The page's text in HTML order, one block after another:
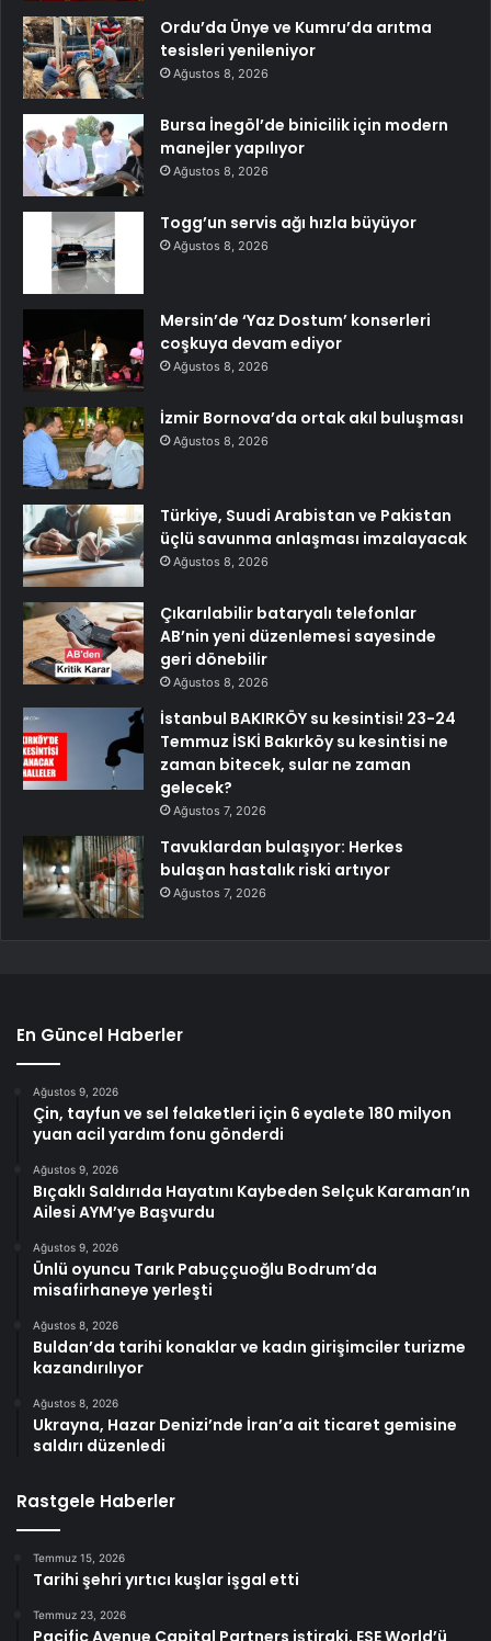
Ordu’da Ünye ve Kumru’da arıtma
tesisleri yenileniyor
Ağustos 8, 2026
Bursa İnegöl’de binicilik için modern
manejler yapılıyor
Ağustos 8, 2026
Togg’un servis ağı hızla büyüyor
Ağustos 8, 2026
Mersin’de ‘Yaz Dostum’ konserleri
coşkuya devam ediyor
Ağustos 8, 2026
İzmir Bornova’da ortak akıl buluşması
Ağustos 8, 2026
Türkiye, Suudi Arabistan ve Pakistan
üçlü savunma anlaşması imzalayacak
Ağustos 8, 2026
Çıkarılabilir bataryalı telefonlar
AB’nin yeni düzenlemesi sayesinde
geri dönebilir
Ağustos 8, 2026
İstanbul BAKIRKÖY su kesintisi! 23-24
Temmuz İSKİ Bakırköy su kesintisi ne
zaman bitecek, sular ne zaman
gelecek?
Ağustos 7, 2026
Tavuklardan bulaşıyor: Herkes
bulaşan hastalık riski artıyor
Ağustos 7, 2026
En Güncel Haberler
Ağustos 9, 2026
Çin, tayfun ve sel felaketleri için 6 eyalete 180 milyon
yuan acil yardım fonu gönderdi
Ağustos 9, 2026
Bıçaklı Saldırıda Hayatını Kaybeden Selçuk Karaman’ın
Ailesi AYM’ye Başvurdu
Ağustos 9, 2026
Ünlü oyuncu Tarık Pabuççuoğlu Bodrum’da
misafirhaneye yerleşti
Ağustos 8, 2026
Buldan’da tarihi konaklar ve kadın girişimciler turizme
kazandırılıyor
Ağustos 8, 2026
Ukrayna, Hazar Denizi’nde İran’a ait ticaret gemisine
saldırı düzenledi
Rastgele Haberler
Temmuz 15, 2026
Tarihi şehri yırtıcı kuşlar işgal etti
Temmuz 23, 2026
Pacific Avenue Capital Partners iştiraki, ESE World’ü